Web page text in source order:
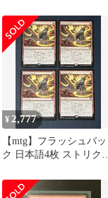
¥2,777
【mtg】フラッシュバッ
ク 日本語4枚 ストリク